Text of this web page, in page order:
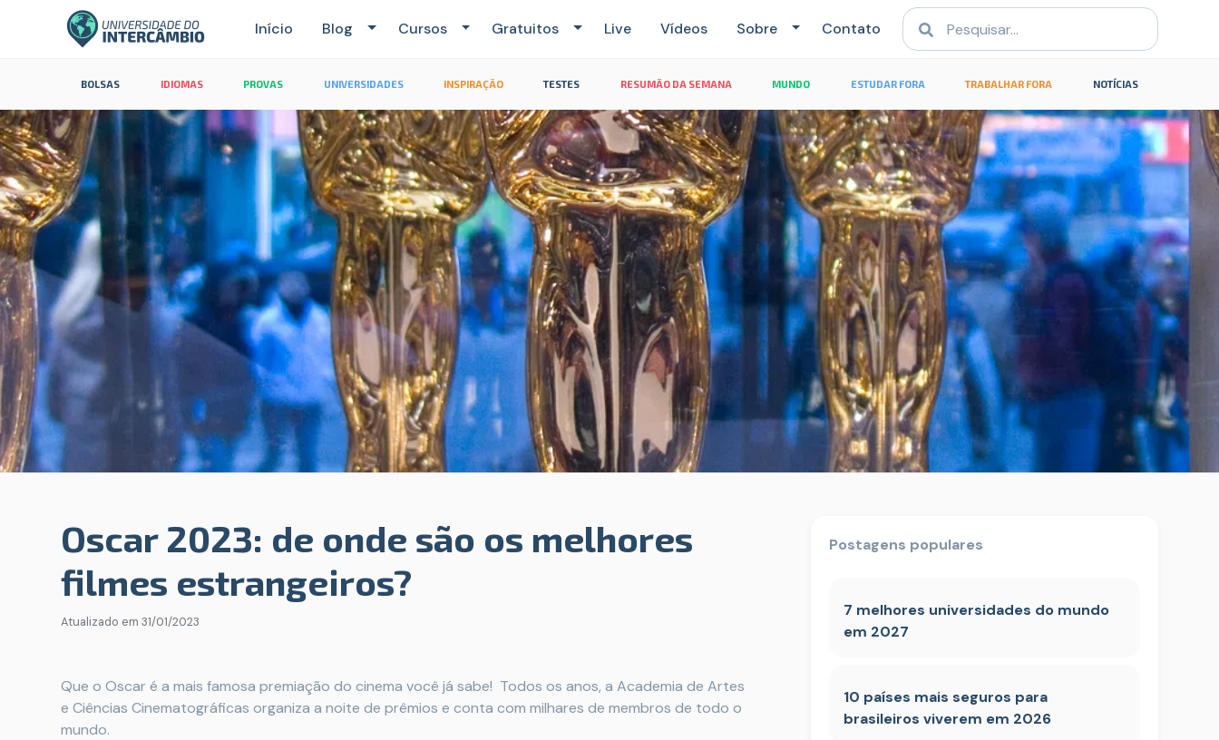
Início Blog Cursos Gratuitos Live Vídeos Sobre Contato
BOLSAS IDIOMAS PROVAS UNIVERSIDADES INSPIRAÇÃO TESTES RESUMÃO DA SEMANA MUNDO ESTUDAR FORA TRABALHAR FORA NOTÍCIAS
Oscar 2023: de onde são os melhores
filmes estrangeiros?
Atualizado em 31/01/2023
Que o Oscar é a mais famosa premiação do cinema você já sabe! Todos os anos, a Academia de Artes
e Ciências Cinematográficas organiza a noite de prêmios e conta com milhares de membros de todo o
mundo.
Postagens populares
7 melhores universidades do mundo
em 2027
10 países mais seguros para
brasileiros viverem em 2026